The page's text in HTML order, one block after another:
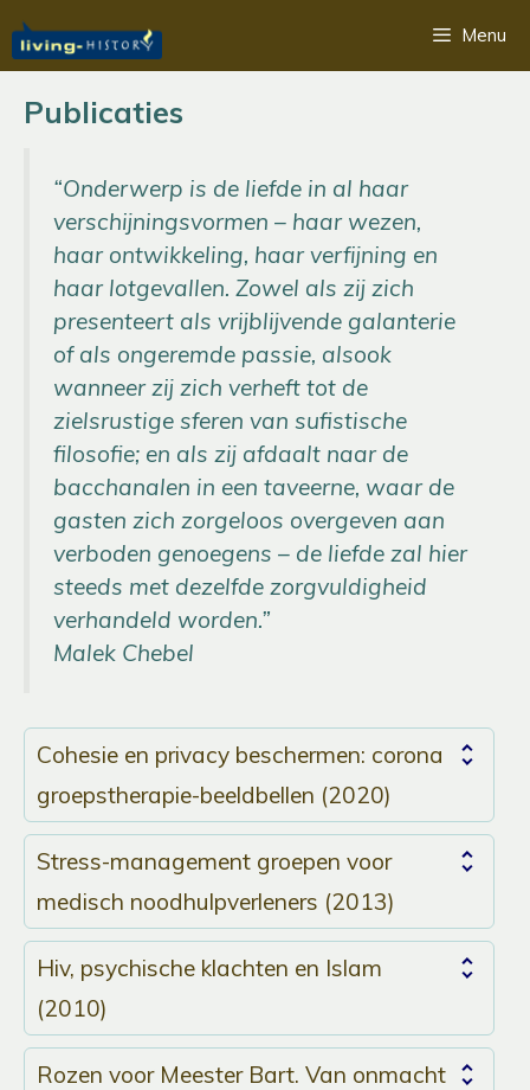
naar
de
inhoud
Menu
Publicaties
“Onderwerp is de liefde in al haar
verschijningsvormen – haar wezen,
haar ontwikkeling, haar verfijning en
haar lotgevallen. Zowel als zij zich
presenteert als vrijblijvende galanterie
of als ongeremde passie, alsook
wanneer zij zich verheft tot de
zielsrustige sferen van sufistische
filosofie; en als zij afdaalt naar de
bacchanalen in een taveerne, waar de
gasten zich zorgeloos overgeven aan
verboden genoegens – de liefde zal hier
steeds met dezelfde zorgvuldigheid
verhandeld worden.”
Malek Chebel
Cohesie en privacy beschermen: corona
groepstherapie-beeldbellen (2020)
Stress-management groepen voor
medisch noodhulpverleners (2013)
Hiv, psychische klachten en Islam
(2010)
Rozen voor Meester Bart. Van onmacht